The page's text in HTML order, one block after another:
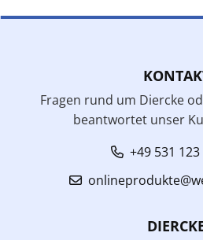
Fragen rund um Diercke
beantwortet unser
+49 531